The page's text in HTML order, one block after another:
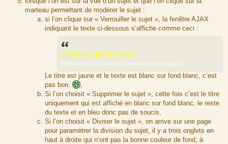
marteau permettant de modérer le sujet :
si l’on clique sur « Verrouiller le sujet », la fenêtre AJAX
indiquant le texte ci-dessous s’affiche comme ceci :
VERROUILLER LE SUJET
Êtes-vous sûr de vouloir verrouiller ce sujet ?
Le titre est jaune et le texte est blanc sur fond blanc, c’est
pas bon.
Si l’on choisit « Supprimer le sujet », cette fois c’est le titre
uniquement qui est affiché en blanc sur fond blanc, le reste
du texte et en bleu donc pas de soucis,
Si l’on choisit « Diviser le sujet », on arrive sur une page
pour paramétrer la division du sujet, il y a trois onglets en
haut à droite qui n’ont pas la bonne couleur de fond, à